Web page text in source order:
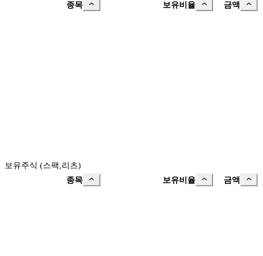
종목
보유비율 금액
보유주식 (스팩,리츠)
종목
보유비율 금액